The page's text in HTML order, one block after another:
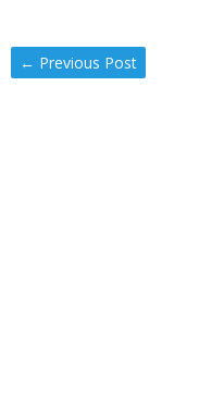
← Previous Post